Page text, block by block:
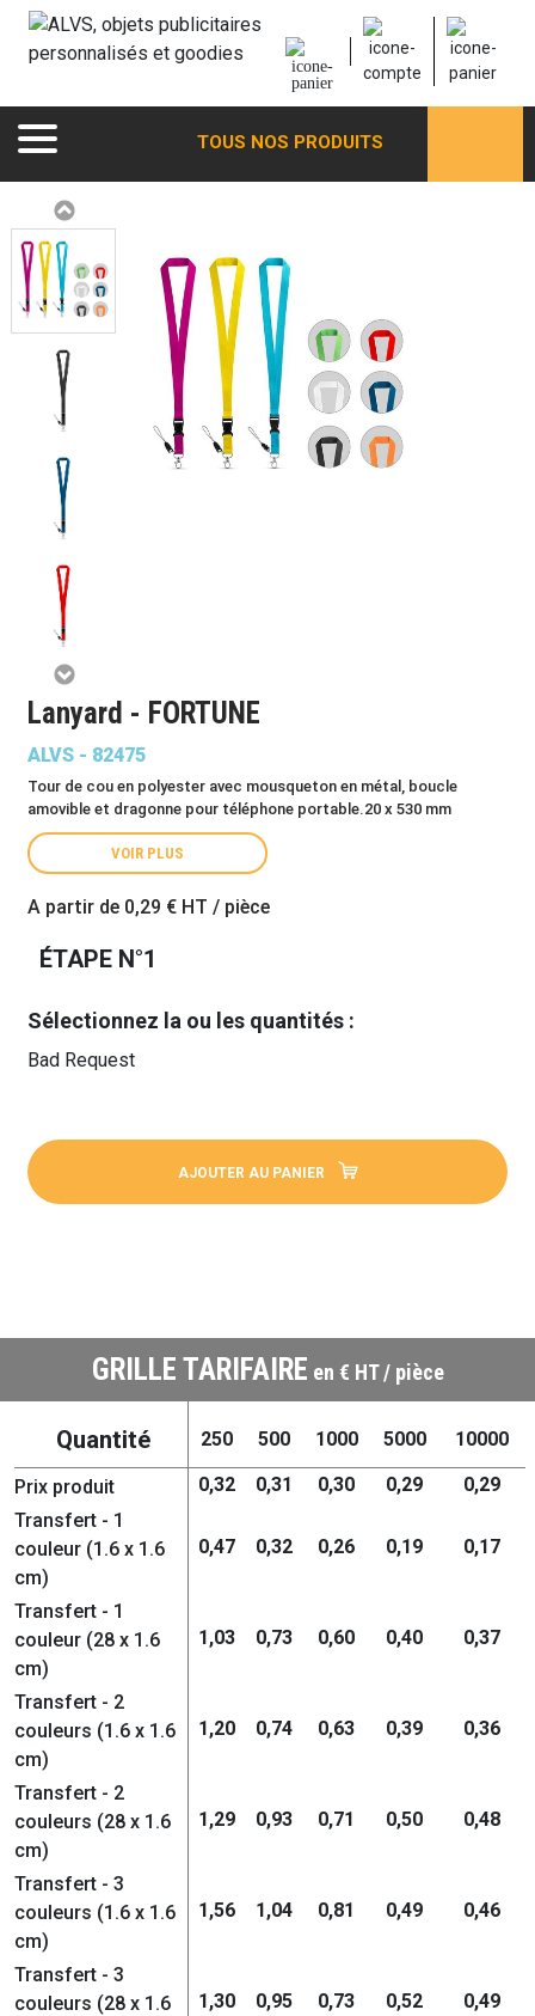
TOUS NOS PRODUITS
Lanyard - FORTUNE
ALVS - 82475
Tour de cou en polyester avec mousqueton en métal, boucle
amovible et dragonne pour téléphone portable.20 x 530 mm
VOIR PLUS
A partir de 0,29 € HT / pièce
ÉTAPE N°1
Sélectionnez la ou les quantités :
Bad Request
AJOUTER AU PANIER
GRILLE TARIFAIRE en € HT / pièce
Quantité 250 500 1000 5000 10000
Prix produit 0,32 0,31 0,30 0,29
0,29
Transfert - 1
couleur (1.6 x 1.6
cm)
0,47 0,32 0,26 0,19 0,17
Transfert - 1
couleur (28 x 1.6
cm)
1,03 0,73 0,60 0,40 0,37
Transfert - 2
couleurs (1.6 x 1.6
cm)
1,20 0,74 0,63 0,39 0,36
Transfert - 2
couleurs (28 x 1.6
cm)
1,29 0,93 0,71 0,50 0,48
Transfert - 3
couleurs (1.6 x 1.6
cm)
1,56 1,04 0,81 0,49 0,46
Transfert - 3
couleurs (28 x 1.6
1,30 0,95 0,73 0,52 0,49